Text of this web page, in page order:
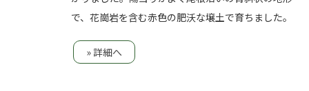
で、花崗岩を含む赤色の肥沃な壌土で育ちました。
» 詳細へ